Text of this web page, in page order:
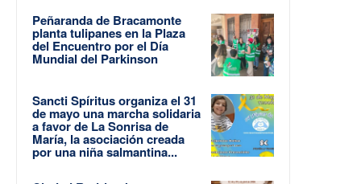
Peñaranda de Bracamonte
planta tulipanes en la Plaza
del Encuentro por el Día
Mundial del Parkinson
Sancti Spíritus organiza el 31
de mayo una marcha solidaria
a favor de La Sonrisa de
María, la asociación creada
por una niña salmantina...